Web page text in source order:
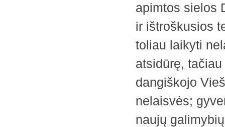
apimtos sielos
ir ištroškusios
toliau laikyti
atsidūrę,
dangiškojo
nelaisvės;
naujų